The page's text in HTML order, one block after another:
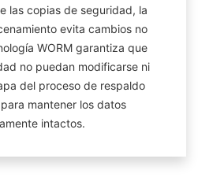
las copias de seguridad, la
evita cambios no
WORM garantiza que
no puedan modificarse ni
del proceso de respaldo
mantener los datos
intactos.